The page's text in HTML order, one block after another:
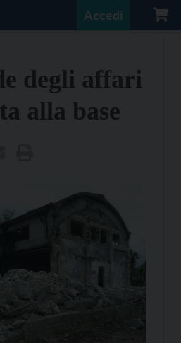
Accedi
degli affari
alla base